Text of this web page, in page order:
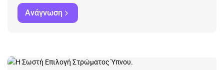
Ανάγνωση